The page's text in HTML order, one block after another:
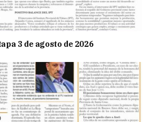
3 de agosto de 2026